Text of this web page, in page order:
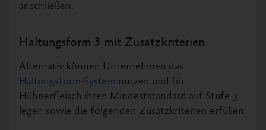
anschließen.
Haltungsform 3 mit Zusatzkriterien
Alternativ können Unternehmen das
Haltungsform-System nutzen und für
Hühnerfleisch ihren Mindeststandard auf Stufe 3
legen sowie die folgenden Zusatzkriterien erfüllen: